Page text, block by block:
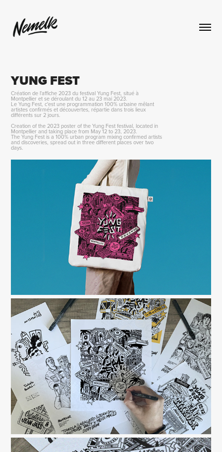
YUNG FEST
Création de l'affiche 2023 du festival Yung Fest, situé à
Montpellier et se déroulant du 12 au 23 mai 2023.
Le Yung Fest, c'est une programmation 100% urbaine mêlant
artistes confirmés et découvertes, répartie dans trois lieux
différents sur 2 jours.
Creation of the 2023 poster of the Yung Fest festival, located in
Montpellier and taking place from May 12 to 23, 2023.
The Yung Fest is a 100% urban program mixing confirmed artists
and discoveries, spread out in three different places over two
days.